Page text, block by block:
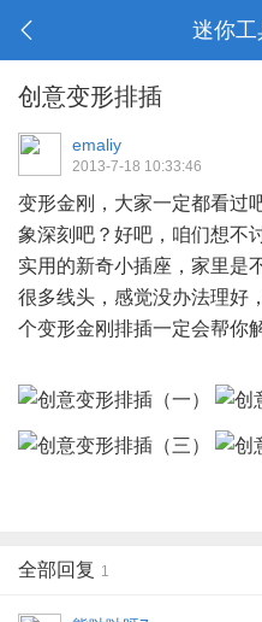
迷你
创意变形排插
emaliy
2013-7-18 10:33:46
变形金刚，大家一定都看过
象深刻吧？好吧，咱们想不
实用的新奇小插座，家里是
很多线头，感觉没办法理好
个变形金刚排插一定会帮你
全部回复 1